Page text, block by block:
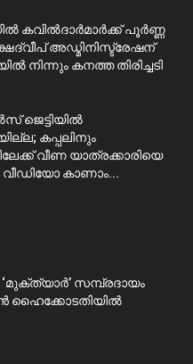
കവിൽദാർമാർക്ക് പൂർണ്ണ
അഡ്മിനിസ്ട്രേഷന്
നിന്നും കനത്ത തിരിച്ചടി
ജെട്ടിയിൽ
കപ്പലിനും
വീണ യാത്രക്കാരിയെ
വീഡിയോ കാണാം...
‘മുക്ത്യാർ’ സമ്പ്രദായം
ഹൈക്കോടതിയിൽ